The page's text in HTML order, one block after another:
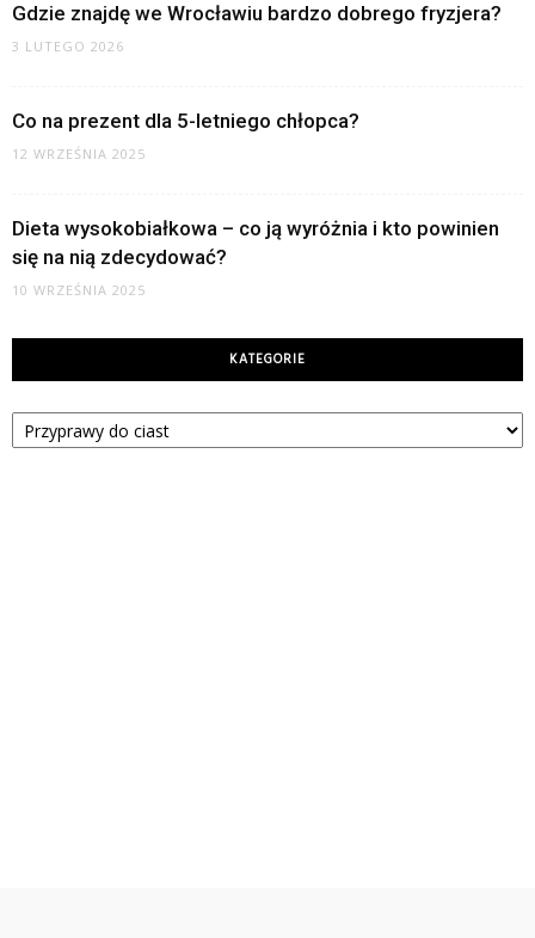
Gdzie znajdę we Wrocławiu bardzo dobrego fryzjera?
3 LUTEGO 2026
Co na prezent dla 5-letniego chłopca?
12 WRZEŚNIA 2025
Dieta wysokobiałkowa – co ją wyróżnia i kto powinien
się na nią zdecydować?
10 WRZEŚNIA 2025
KATEGORIE
Kategorie